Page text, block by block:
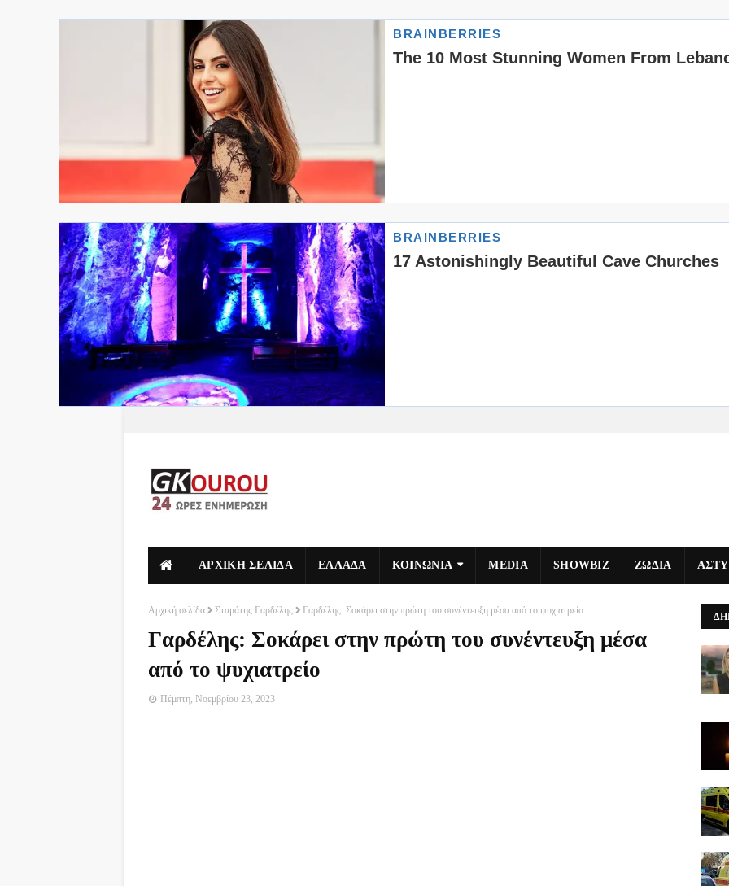
ΑΡΧΙΚΗ ΣΕΛΙΔΑ ΕΛΛΑΔΑ ΚΟΙΝΩΝΙΑ MEDIA SHOWBIZ ΖΩΔΙΑ
Αρχική σελίδα Σταμάτης Γαρδέλης Γαρδέλης: Σοκάρει στην πρώτη του συνέντευξη μέσα από το ψυχιατρείο
Γαρδέλης: Σοκάρει στην πρώτη του συνέντευξη μέσα
από το ψυχιατρείο
Πέμπτη, Νοεμβρίου 23, 2023